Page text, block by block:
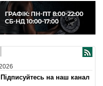
на наш канал